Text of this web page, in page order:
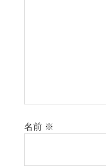
名前 ※